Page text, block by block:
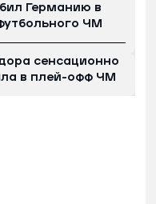
Германию в
ЧМ
сенсационно
в плей-офф ЧМ